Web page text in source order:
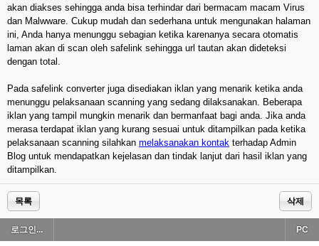
akan diakses sehingga anda bisa terhindar dari bermacam macam Virus
dan Malwware. Cukup mudah dan sederhana untuk mengunakan halaman
ini, Anda hanya menunggu sebagian ketika karenanya secara otomatis
laman akan di scan oleh safelink sehingga url tautan akan dideteksi
dengan total.
Pada safelink converter juga disediakan iklan yang menarik ketika anda
menunggu pelaksanaan scanning yang sedang dilaksanakan. Beberapa
iklan yang tampil mungkin menarik dan bermanfaat bagi anda. Jika anda
merasa terdapat iklan yang kurang sesuai untuk ditampilkan pada ketika
pelaksanaan scanning silahkan melaksanakan kontak terhadap Admin
Blog untuk mendapatkan kejelasan dan tindak lanjut dari hasil iklan yang
ditampilkan.
목록 삭제
로그인... PC